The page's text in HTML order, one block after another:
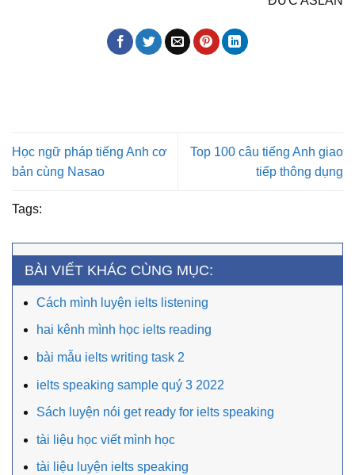
Học ngữ pháp tiếng Anh cơ
bản cùng Nasao
Top 100 câu tiếng Anh giao
tiếp thông dụng
Tags:
BÀI VIẾT KHÁC CÙNG MỤC:
Cách mình luyện ielts listening
hai kênh mình học ielts reading
bài mẫu ielts writing task 2
ielts speaking sample quý 3 2022
Sách luyện nói get ready for ielts speaking
tài liệu học viết mình học
tài liệu luyện ielts speaking